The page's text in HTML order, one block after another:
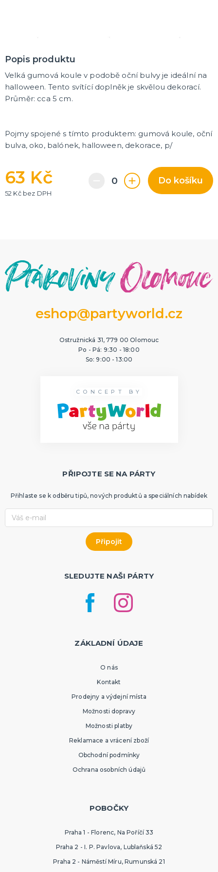
Nové kostýmy a doplňky
Popis produktu
Velká gumová koule v podobě oční bulvy je ideální na
halloween. Tento svítící doplněk je skvělou dekorací.
Průměr: cca 5 cm.
Pojmy spojené s tímto produktem: gumová koule, oční
bulva, oko, balónek, halloween, dekorace, p/
63 Kč
52 Kč bez DPH
Do košíku
eshop@partyworld.cz
Ostružnická 31, 779 00 Olomouc
Po - Pá: 9:30 - 18:00
So: 9:00 - 13:00
CONCEPT BY
PŘIPOJTE SE NA PÁRTY
Přihlaste se k odběru tipů, nových produktů a speciálních nabídek
SLEDUJTE NAŠI PÁRTY
ZÁKLADNÍ ÚDAJE
O nás
Kontakt
Prodejny a výdejní místa
Možnosti dopravy
Možnosti platby
Reklamace a vrácení zboží
Obchodní podmínky
Ochrana osobních údajů
POBOČKY
Praha 1 - Florenc, Na Poříčí 33
Praha 2 - I. P. Pavlova, Lublaňská 52
Praha 2 - Náměstí Míru, Rumunská 21